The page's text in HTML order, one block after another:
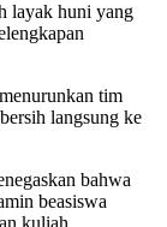
layak huni yang
tim
langsung ke
bahwa
beasiswa